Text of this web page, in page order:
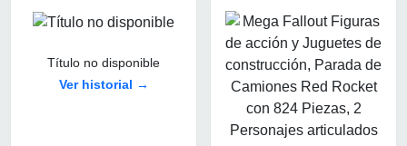
Título no disponible
Ver historial →